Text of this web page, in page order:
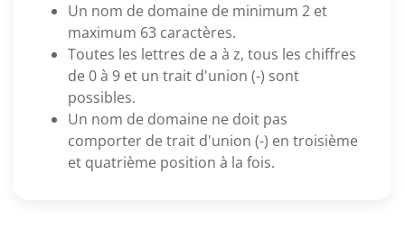
Un nom de domaine de minimum 2 et
maximum 63 caractères.
Toutes les lettres de a à z, tous les chiffres
de 0 à 9 et un trait d'union (-) sont
possibles.
Un nom de domaine ne doit pas
comporter de trait d'union (-) en troisième
et quatrième position à la fois.